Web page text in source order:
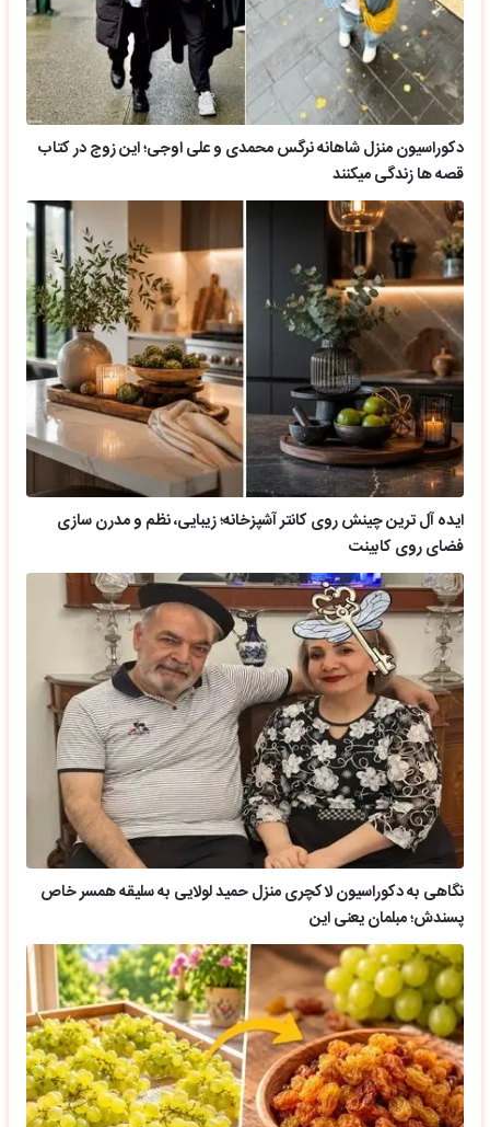
دکوراسیون منزل شاهانه نرگس محمدی و علی اوجی؛ این زوج در کتاب
قصه ها زندگی میکنند
ایده آل ترین چینش روی کانتر آشپزخانه؛ زیبایی، نظم و مدرن سازی
فضای روی کابینت
نگاهی به دکوراسیون لاکچری منزل حمید لولایی به سلیقه همسر خاص
پسندش؛ مبلمان یعنی این